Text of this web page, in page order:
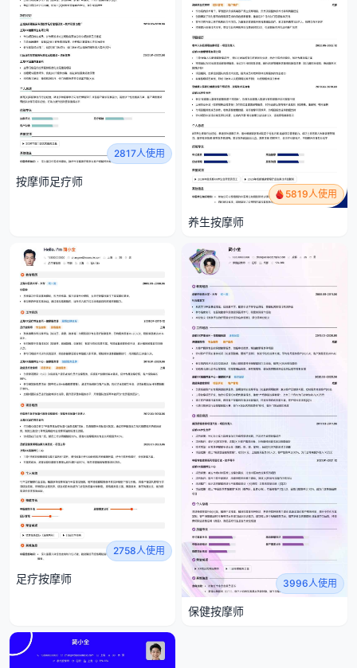
2817人使用
按摩师足疗师
5819人使用
养生按摩师
2758人使用
足疗按摩师 3996人使用
保健按摩师